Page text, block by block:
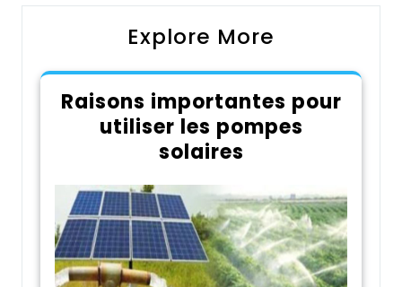
Explore More
Raisons importantes pour
utiliser les pompes
solaires